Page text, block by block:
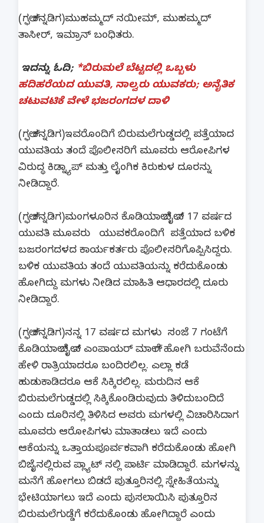
(ಗಲ್ಫ್ ಕನ್ನಡಿಗ)ಮುಹಮ್ಮದ್ ನಯೀಮ್, ಮುಹಮ್ಮದ್
ತಾಸೀರ್, ಇಮ್ರಾನ್ ಬಂಧಿತರು.
ಇದನ್ನು ಓದಿ; *ಬಿರುಮಲೆ ಬೆಟ್ಟದಲ್ಲಿ ಒಬ್ಬಳು
ಹದಿಹರೆಯದ ಯುವತಿ, ನಾಲ್ವರು ಯುವಕರು; ಅನೈತಿಕ
ಚಟುವಟಿಕೆ ವೇಳೆ ಭಜರಂಗದಳ ದಾಳಿ
(ಗಲ್ಫ್ ಕನ್ನಡಿಗ)ಇವರೊಂದಿಗೆ ಬಿರುಮಲೆಗುಡ್ಡದಲ್ಲಿ ಪತ್ತೆಯಾದ
ಯುವತಿಯ ತಂದೆ ಪೊಲೀಸರಿಗೆ ಮೂವರು ಆರೋಪಿಗಳ
ವಿರುದ್ಧ ಕಿಡ್ನ್ಯಾಪ್ ಮತ್ತು ಲೈಂಗಿಕ ಕಿರುಕುಳ ದೂರನ್ನು
ನೀಡಿದ್ದಾರೆ.
(ಗಲ್ಫ್ ಕನ್ನಡಿಗ)ಮಂಗಳೂರಿನ ಕೊಡಿಯಾಲ್ ಬೈಲ್ ನ 17 ವರ್ಷದ
ಯುವತಿ ಮೂವರು ಯುವಕರೊಂದಿಗೆ ಪತ್ತೆಯಾದ ಬಳಿಕ
ಬಜರಂಗದಳದ ಕಾರ್ಯಕರ್ತರು ಪೊಲೀಸರಿಗೊಪ್ಪಿಸಿದ್ದರು‌.
ಬಳಿಕ ಯುವತಿಯ‌ ತಂದೆ ಯುವತಿಯನ್ನು ಕರೆದುಕೊಂಡು
ಹೋಗಿದ್ದು ಮಗಳು ನೀಡಿದ ಮಾಹಿತಿ ಆಧಾರದಲ್ಲಿ ದೂರು
ನೀಡಿದ್ದಾರೆ.
(ಗಲ್ಫ್ ಕನ್ನಡಿಗ)ನನ್ನ 17 ವರ್ಷದ ಮಗಳು ಸಂಜೆ 7 ಗಂಟೆಗೆ
ಕೊಡಿಯಾಲ್ ಬೈಲ್ ನ ಎಂಪಾಯರ್ ಮಾಲ್ ಗೆ ಹೋಗಿ ಬರುವೆನೆಂದು
ಹೇಳಿ ರಾತ್ರಿಯಾದರೂ ಬಂದಿರಲಿಲ್ಲ. ಎಲ್ಲಾ ಕಡೆ
ಹುಡುಕಾಡಿದರೂ ಆಕೆ ಸಿಕ್ಕಿರಲಿಲ್ಲ. ಮರುದಿನ ಆಕೆ
ಬಿರುಮಲೆಗುಡ್ಡದಲ್ಲಿ ಸಿಕ್ಕಿಕೊಂಡಿರುವುದು ತಿಳಿದುಬಂದಿದೆ
ಎಂದು ದೂರಿನಲ್ಲಿ ತಿಳಿಸಿದ ಅವರು ಮಗಳಲ್ಲಿ ವಿಚಾರಿಸಿದಾಗ
ಮೂವರು ಆರೋಪಿಗಳು ಮಾತಾಡಲು ಇದೆ ಎಂದು
ಆಕೆಯನ್ನು ಒತ್ತಾಯಪೂರ್ವಕವಾಗಿ ಕರೆದುಕೊಂಡು ಹೋಗಿ
ಬಿಜೈ‌ನಲ್ಲಿರುವ ಪ್ಲ್ಯಾಟ್ ನಲ್ಲಿ ಪಾರ್ಟಿ ಮಾಡಿದ್ದಾರೆ. ಮಗಳನ್ನು
ಮನೆಗೆ ಹೋಗಲು ಬಿಡದೆ ಪುತ್ತೂರಿನಲ್ಲಿ ಸ್ನೇಹಿತೆಯನ್ನು
ಭೇಟಿಯಾಗಲು ಇದೆ ಎಂದು ಪುಸಲಾಯಿಸಿ ಪುತ್ತೂರಿನ
ಬಿರುಮಲೆಗುಡ್ಡೆಗೆ ಕರೆದುಕೊಂಡು ಹೋಗಿದ್ದಾರೆ ಎಂದು